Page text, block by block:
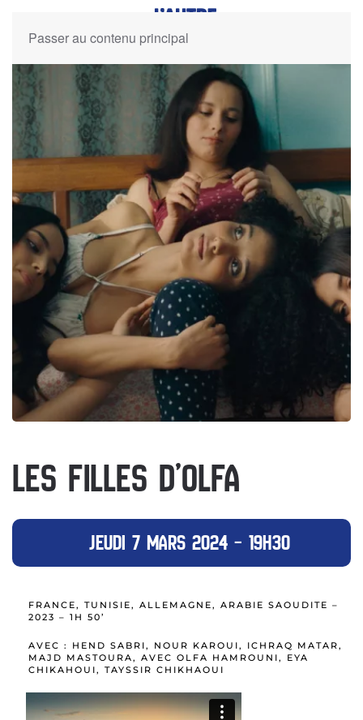
Passer au contenu principal
LES FILLES D’OLFA
JEUDI 7 MARS 2024 – 19H30
FRANCE, TUNISIE, ALLEMAGNE, ARABIE SAOUDITE –
2023 – 1H 50’
AVEC : HEND SABRI, NOUR KAROUI, ICHRAQ MATAR,
MAJD MASTOURA, AVEC OLFA HAMROUNI, EYA
CHIKAHOUI, TAYSSIR CHIKHAOUI